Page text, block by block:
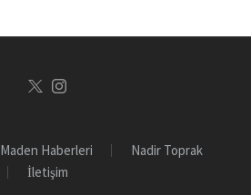
Maden Haberleri
Nadir Toprak
İletişim